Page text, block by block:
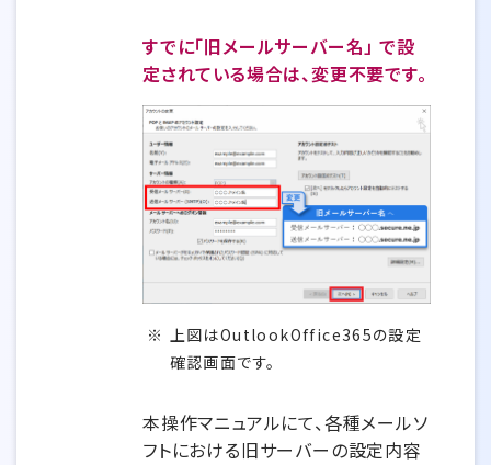
すでに「旧メールサーバー名」 で設
定されている場合は、変更不要です。
上図はOutlookOffice365の設定
確認画面です。
本操作マニュアルにて、各種メールソ
フトにおける旧サーバーの設定内容